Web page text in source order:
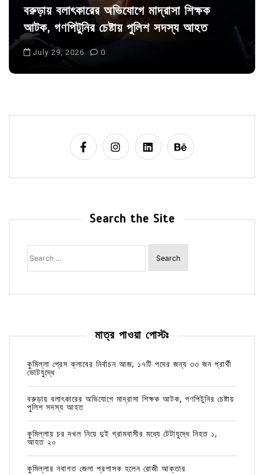
বরুড়ায় বলাৎকারের অভিযোগে মাদ্রাসা শিক্ষক
আটক, গণপিটুনির চেষ্টায় পুলিশ সদস্য আহত
July 29, 2026 0
Search the Site
Search
for:
মাত্র পাওয়া পোস্টঃ
কুমিল্লা প্রেস ক্লাবের নির্বাচন আজ; ১৭টি পদের জন্য ৩৩ জন প্রার্থী
ভোটযুদ্ধে
বরুড়ায় বলাৎকারের অভিযোগে মাদ্রাসা শিক্ষক আটক, গণপিটুনির চেষ্টায়
পুলিশ সদস্য আহত
কুমিল্লায় চর দখল নিয়ে দুই গ্রামবাসীর মধ্যে টেটাযুদ্ধে নিহত ১,
আহত ২০
কুমিল্লার নবাগত জেলা প্রশাসক হলেন রোজী আক্তার